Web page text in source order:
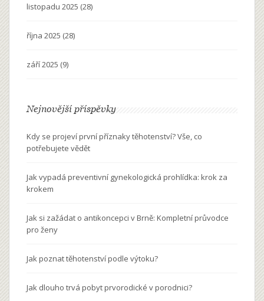
listopadu 2025 (28)
října 2025 (28)
září 2025 (9)
Nejnovější příspěvky
Kdy se projeví první příznaky těhotenství? Vše, co
potřebujete vědět
Jak vypadá preventivní gynekologická prohlídka: krok za
krokem
Jak si zažádat o antikoncepci v Brně: Kompletní průvodce
pro ženy
Jak poznat těhotenství podle výtoku?
Jak dlouho trvá pobyt prvorodické v porodnici?